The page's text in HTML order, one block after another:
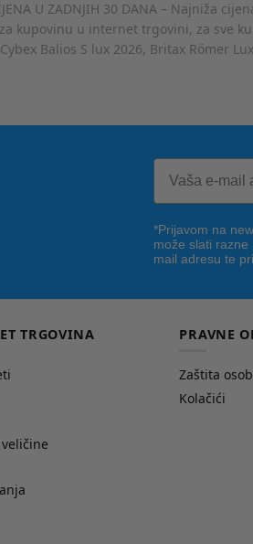
U ZADNJIH 30 DANA – Najniža
kupovinu u internet trgovini, za sve
Balios S lux 2026, Britax Römer
*Prijavom na
može slati
mail adresu te
TRGOVINA PRAVNE
Zaštita
Kolačići